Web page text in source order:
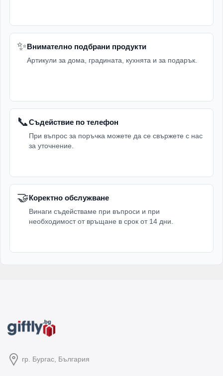
✨Внимателно подбрани продукти
Артикули за дома, градината, кухнята и за подарък.
📞Съдействие по телефон
При въпрос за поръчка можете да се свържете с нас
за уточнение.
🤝Коректно обслужване
Винаги съдействаме при въпроси и при
необходимост от връщане в срок от 14 дни.
гр. Бургас, България